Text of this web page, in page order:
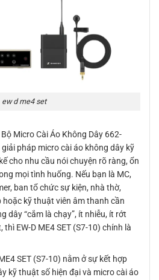
ew d me4 set
Bộ Micro Cài Áo Không Dây 662-
pháp micro cài áo không dây kỹ
cho nhu cầu nói chuyện rõ ràng, ổn
mọi tình huống. Nếu bạn là MC,
ban tổ chức sự kiện, nhà thờ,
kỹ thuật viên âm thanh cần
dây “cắm là chạy”, ít nhiễu, ít rớt
EW-D ME4 SET (S7-10) chính là
SET (S7-10) nằm ở sự kết hợp
kỹ thuật số hiện đại và micro cài áo